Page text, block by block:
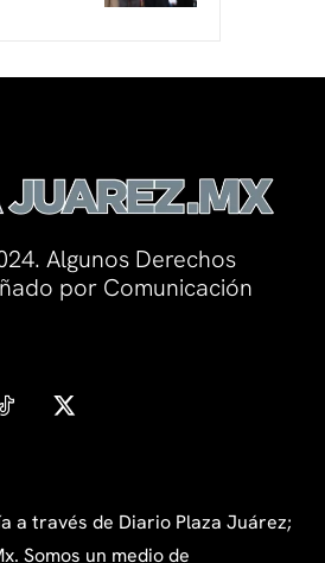
Algunos Derechos
por Comunicación
a través de Diario Plaza Juárez;
Somos un medio de